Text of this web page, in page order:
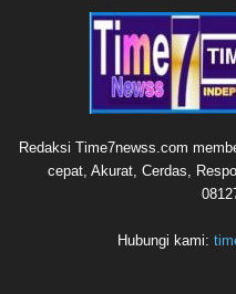
Redaksi Time7newss.com
cepat, Akurat, Cerdas,
Hubungi kami: